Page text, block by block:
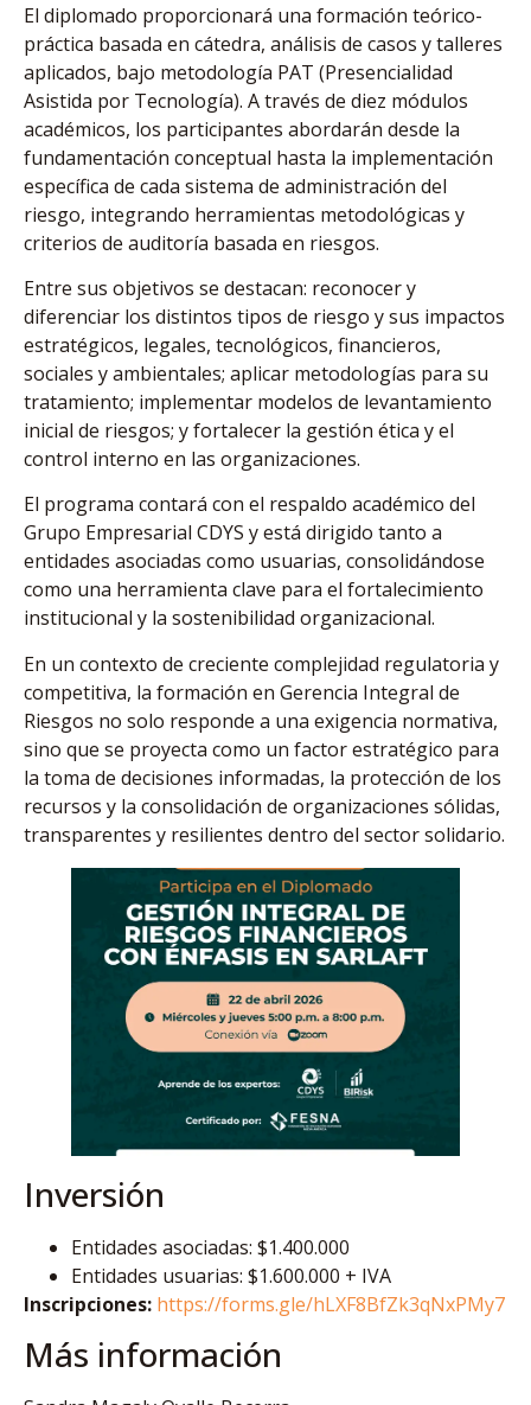
El diplomado proporcionará una formación teórico-
práctica basada en cátedra, análisis de casos y talleres
aplicados, bajo metodología PAT (Presencialidad
Asistida por Tecnología). A través de diez módulos
académicos, los participantes abordarán desde la
fundamentación conceptual hasta la implementación
específica de cada sistema de administración del
riesgo, integrando herramientas metodológicas y
criterios de auditoría basada en riesgos.
Entre sus objetivos se destacan: reconocer y
diferenciar los distintos tipos de riesgo y sus impactos
estratégicos, legales, tecnológicos, financieros,
sociales y ambientales; aplicar metodologías para su
tratamiento; implementar modelos de levantamiento
inicial de riesgos; y fortalecer la gestión ética y el
control interno en las organizaciones.
El programa contará con el respaldo académico del
Grupo Empresarial CDYS y está dirigido tanto a
entidades asociadas como usuarias, consolidándose
como una herramienta clave para el fortalecimiento
institucional y la sostenibilidad organizacional.
En un contexto de creciente complejidad regulatoria y
competitiva, la formación en Gerencia Integral de
Riesgos no solo responde a una exigencia normativa,
sino que se proyecta como un factor estratégico para
la toma de decisiones informadas, la protección de los
recursos y la consolidación de organizaciones sólidas,
transparentes y resilientes dentro del sector solidario.
Inversión
Entidades asociadas: $1.400.000
Entidades usuarias: $1.600.000 + IVA
Inscripciones: https://forms.gle/hLXF8BfZk3qNxPMy7
Más información